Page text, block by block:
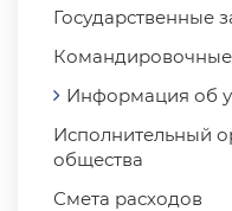
Государственные
Информация об
Исполнительный
общества
Смета расходов